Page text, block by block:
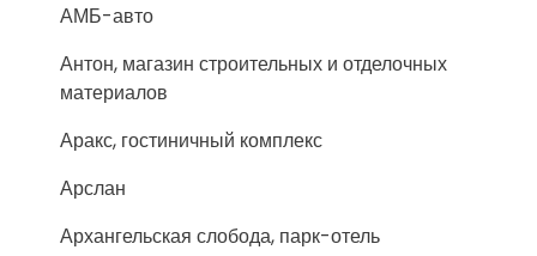
АМБ-авто
Антон, магазин строительных и отделочных
материалов
Аракс, гостиничный комплекс
Арслан
Архангельская слобода, парк-отель